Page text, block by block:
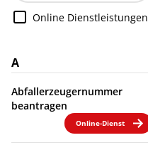
Online Dienstleistungen
A
Abfallerzeugernummer
beantragen
Online-Dienst